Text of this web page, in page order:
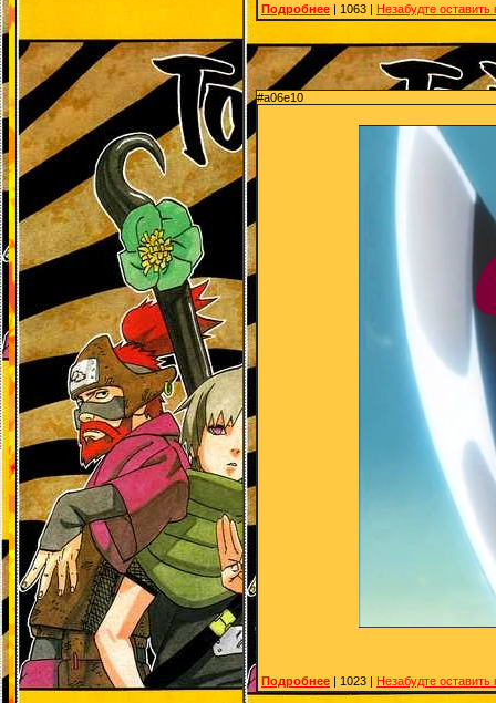
Подробнее | 1063 | Незабудте
#a06e10
Подробнее | 1023 | Незабудте